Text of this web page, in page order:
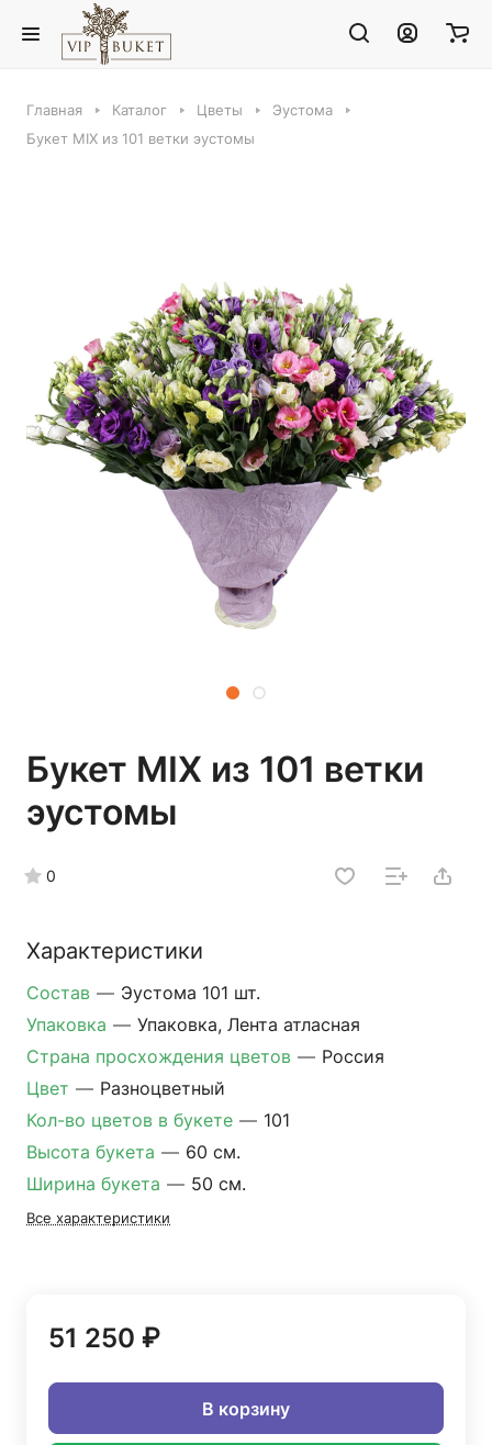
Главная Каталог Цветы
Эустома
Букет MIX из 101 ветки эустомы
Букет MIX из 101 ветки
эустомы
0
Характеристики
Состав — Эустома 101 шт.
Упаковка — Упаковка, Лента атласная
Страна просхождения цветов — Россия
Цвет — Разноцветный
Кол-во цветов в букете — 101
Высота букета — 60 см.
Ширина букета — 50 см.
Все характеристики
51 250 ₽
В корзину